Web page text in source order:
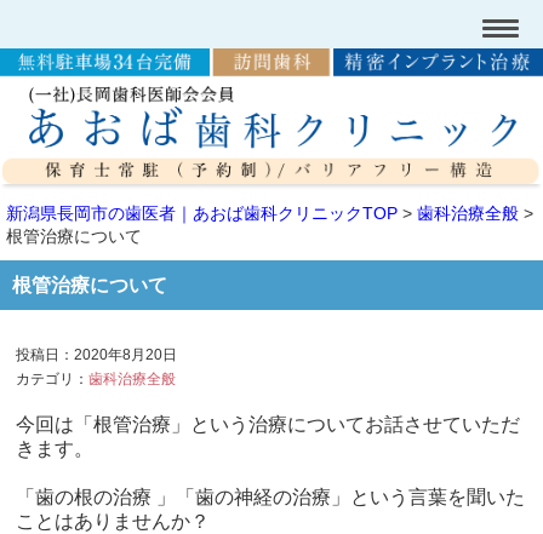
新潟県長岡市の歯医者｜あおば歯科クリニックTOP > 歯科治療全般 >
根管治療について
根管治療について
投稿日：2020年8月20日
カテゴリ：歯科治療全般
今回は「根管治療」という治療についてお話させていただ
きます。
「歯の根の治療 」「歯の神経の治療」という言葉を聞いた
ことはありませんか？